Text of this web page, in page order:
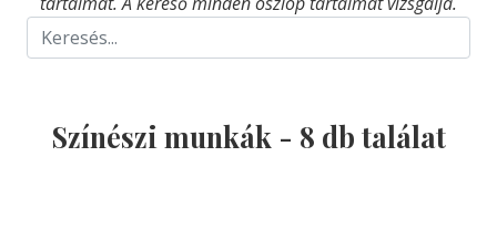
Színészi munkák - 8 db találat